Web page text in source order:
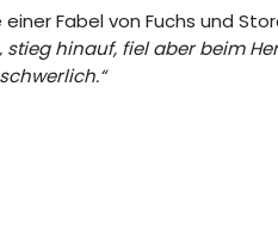
Fabel von Fuchs und
hinauf, fiel aber beim